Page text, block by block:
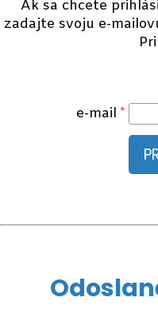
Ak sa chcete
zadajte svoju e-
e-mail